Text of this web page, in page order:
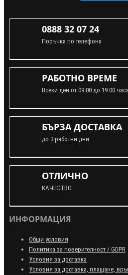
0888 32 07 24
Поръчка по телефона
РАБОТНО ВРЕМЕ
Всеки ден от 09:00 до 19:00 часа
БЪРЗА ДОСТАВКА
до 3 работни дни
ОТЛИЧНО
КАЧЕСТВО
ИНФОРМАЦИЯ
Общи условия
Политика за поверителност / GDPR
Условия за доставка
Условия за доставка, плащане,